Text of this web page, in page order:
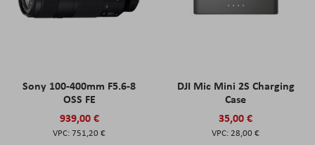
Sony 100-400mm F5.6-8
OSS FE
939,00 €
751,20 €
DJI Mic Mini 2S Charging
Case
35,00 €
28,00 €